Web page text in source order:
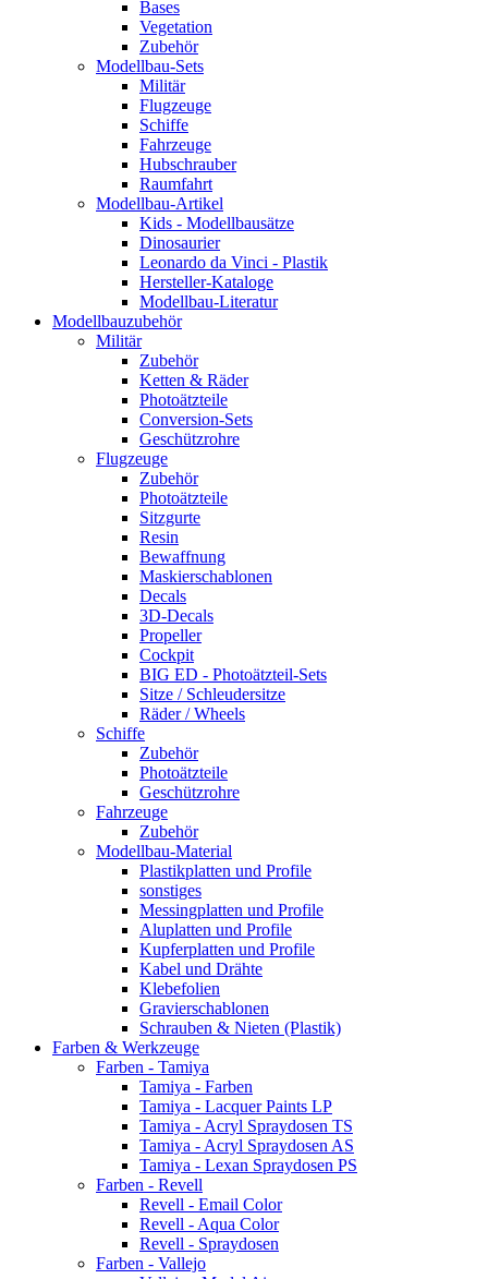
Bases
Vegetation
Zubehör
Modellbau-Sets
Militär
Flugzeuge
Schiffe
Fahrzeuge
Hubschrauber
Raumfahrt
Modellbau-Artikel
Kids - Modellbausätze
Dinosaurier
Leonardo da Vinci - Plastik
Hersteller-Kataloge
Modellbau-Literatur
Modellbauzubehör
Militär
Zubehör
Ketten & Räder
Photoätzteile
Conversion-Sets
Geschützrohre
Flugzeuge
Zubehör
Photoätzteile
Sitzgurte
Resin
Bewaffnung
Maskierschablonen
Decals
3D-Decals
Propeller
Cockpit
BIG ED - Photoätzteil-Sets
Sitze / Schleudersitze
Räder / Wheels
Schiffe
Zubehör
Photoätzteile
Geschützrohre
Fahrzeuge
Zubehör
Modellbau-Material
Plastikplatten und Profile
sonstiges
Messingplatten und Profile
Aluplatten und Profile
Kupferplatten und Profile
Kabel und Drähte
Klebefolien
Gravierschablonen
Schrauben & Nieten (Plastik)
Farben & Werkzeuge
Farben - Tamiya
Tamiya - Farben
Tamiya - Lacquer Paints LP
Tamiya - Acryl Spraydosen TS
Tamiya - Acryl Spraydosen AS
Tamiya - Lexan Spraydosen PS
Farben - Revell
Revell - Email Color
Revell - Aqua Color
Revell - Spraydosen
Farben - Vallejo